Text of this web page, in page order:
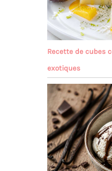
Recette de cubes
exotiques